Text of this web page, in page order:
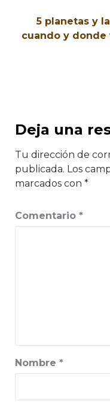
5 planetas y
cuando y donde
Deja una
Tu dirección de
publicada. Los
marcados con *
Comentario *
Nombre *